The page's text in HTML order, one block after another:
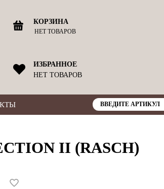
КОРЗИНА
НЕТ ТОВАРОВ
ИЗБРАННОЕ
НЕТ ТОВАРОВ
II (RASCH)